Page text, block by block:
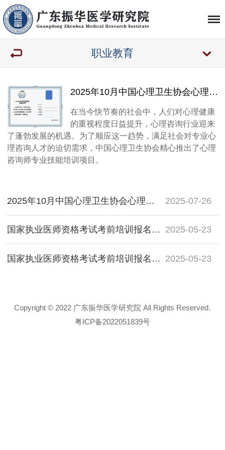
职业教育
2025年10月中国心理卫生协会心理咨询师考试通知
在当今快节奏的社会中，人们对心理健康
的重视程度日益提升，心理咨询行业迎来
了蓬勃发展的机遇。为了顺应这一趋势，满足社会对专业心
理咨询人才的迫切需求，中国心理卫生协会精心推出了心理
咨询师专业技能培训项目。
2025年10月中国心理卫生协会心理咨询师考试通知 2025-07-26
国家执业医师资格考试考前培训报名简介 2025-05-23
国家执业医师资格考试考前培训报名简介 2025-05-23
Copyright © 2022 广东振华医学研究院 All Rights Reserved.
粤ICP备2022051839号